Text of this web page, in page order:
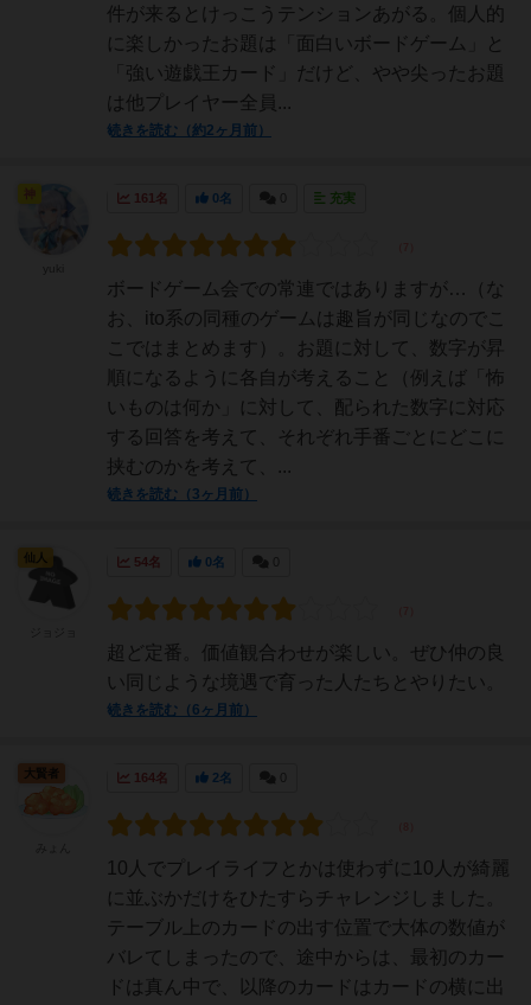
件が来るとけっこうテンションあがる。個人的
に楽しかったお題は「面白いボードゲーム」と
「強い遊戯王カード」だけど、やや尖ったお題
は他プレイヤー全員...
続きを読む（約2ヶ月前）
161名 0名 充実
ボードゲーム会での常連ではありますが…（な
お、ito系の同種のゲームは趣旨が同じなのでこ
こではまとめます）。お題に対して、数字が昇
順になるように各自が考えること（例えば「怖
いものは何か」に対して、配られた数字に対応
する回答を考えて、それぞれ手番ごとにどこに
挟むのかを考えて、...
続きを読む（3ヶ月前）
神
54名 0名
超ど定番。価値観合わせが楽しい。ぜひ仲の良
い同じような境遇で育った人たちとやりたい。
続きを読む（6ヶ月前）
仙人
164名 2名
10人でプレイライフとかは使わずに10人が綺麗
に並ぶかだけをひたすらチャレンジしました。
テーブル上のカードの出す位置で大体の数値が
バレてしまったので、途中からは、最初のカー
ドは真ん中で、以降のカードはカードの横に出
大賢者